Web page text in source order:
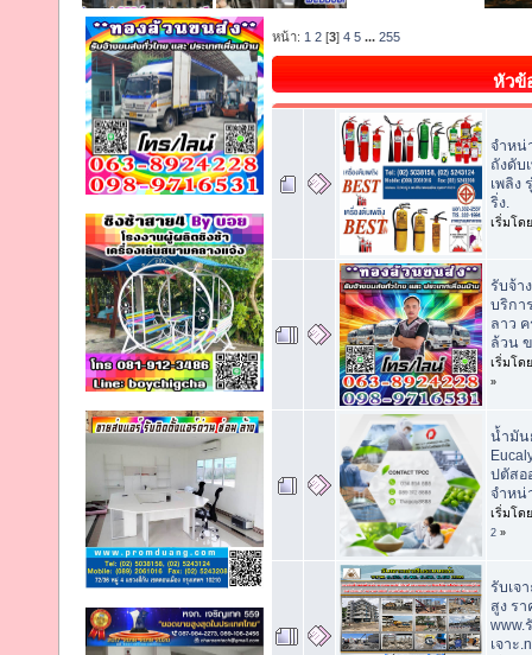
หน้า: 1 2 [3] 4 5 ... 255
หัวข้
จำหน่
ถังดับ
เพลิง
ริ่ง.
เริ่มโด
รับจ้า
บริกา
ลาว
ล้วน
เริ่มโด
»
น้ำมัน
ปตัสอ
จำหน่
เริ่มโด
2 »
รับเจ
สูง รา
www.
เจาะ